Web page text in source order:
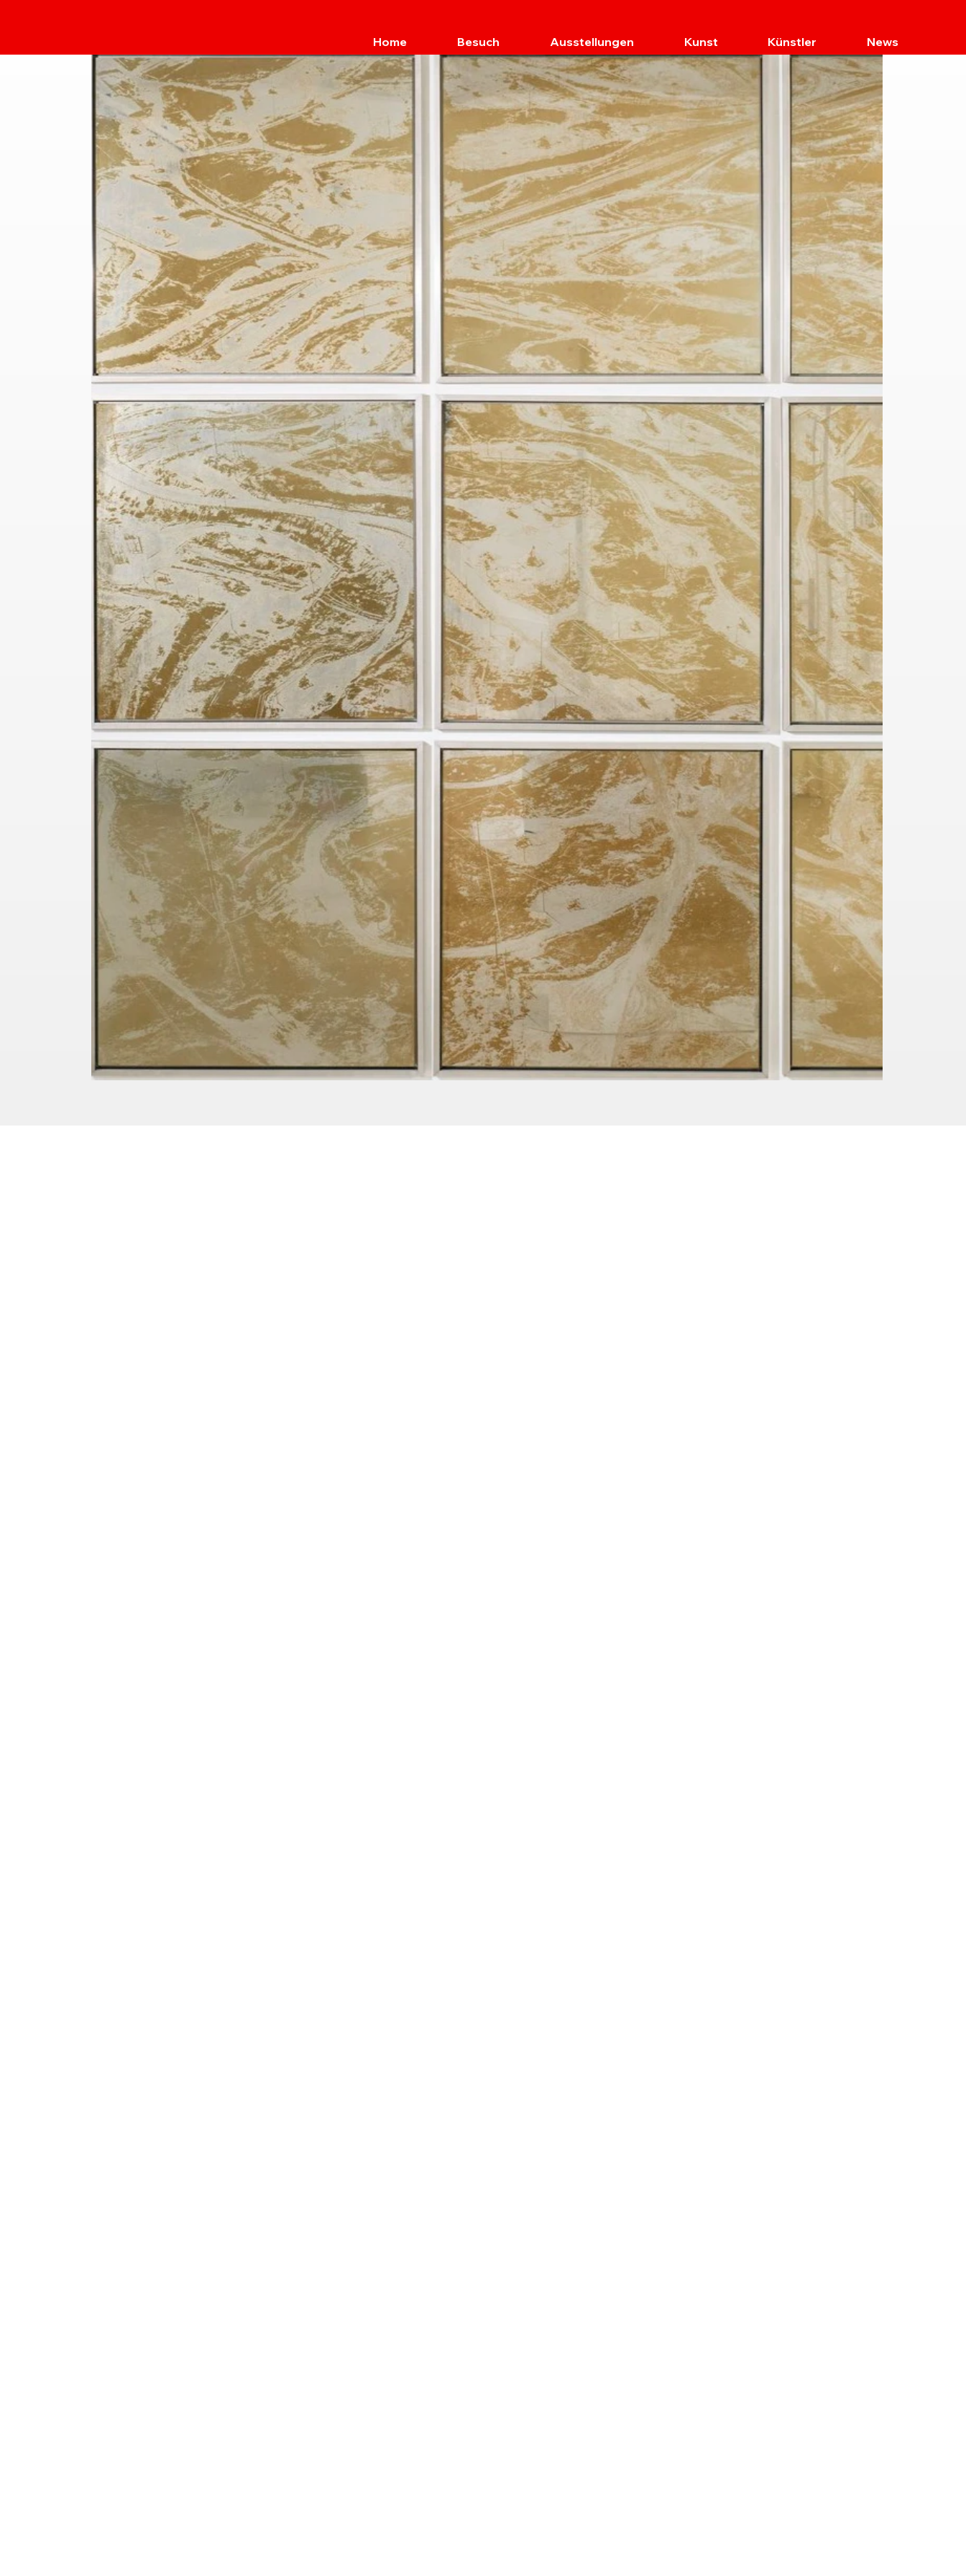
Home Besuch Ausstellungen Kunst Künstler News